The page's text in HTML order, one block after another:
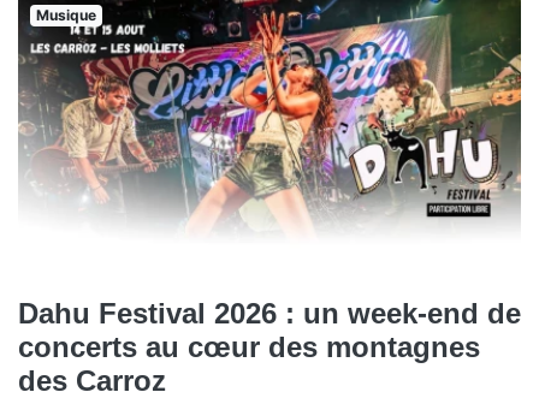
Musique
Dahu Festival 2026 : un week-end de
concerts au cœur des montagnes
des Carroz